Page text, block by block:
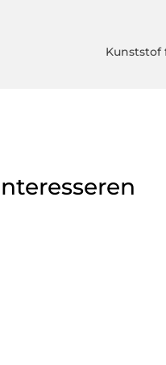
Kunststof